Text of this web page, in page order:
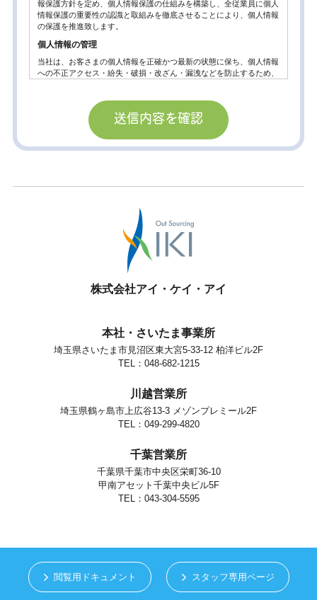
報保護方針を定め、個人情報保護の仕組みを構築し、全従業員に個人
情報保護の重要性の認識と取組みを徹底させることにより、個人情報
の保護を推進致します。
個人情報の管理
当社は、お客さまの個人情報を正確かつ最新の状態に保ち、個人情報
への不正アクセス・紛失・破損・改ざん・漏洩などを防止するため、
個人情報の利用目的
お客さまからお預かりした個人情報は、当社からのご連絡や業務のご
案内やご質問に対する回答として、電子メールや資料のご送付に利用
当社は、お客さまよりお預かりした個人情報を適切に管理し、次のい
お客さまの同意がある場合
お客さまが希望されるサービスを行なうために当社が業務を委託する
業者に対して開示する場合。
法令に基づき開示することが必要である場合。
個人情報の安全対策
お客さまがご本人の個人情報の照会・修正・削除などをご希望される
場合には、ご本人であることを確認の上、対応させていただきます。
当社は、保有する個人情報に関して適用される日本の法令、その他規
範を遵守するとともに、本ポリシーの内容を適宜見直し、その改善に
当社の個人情報の取扱に関するお問い合せは下記までご連絡くださ
株式会社アイ・ケイ・アイ
株式会社アイ・ケイ・アイ
本社・さいたま事業所
埼玉県さいたま市見沼区東大宮5-33-12 柏洋ビル2F
TEL：048-682-1215
川越営業所
埼玉県鶴ヶ島市上広谷13-3 メゾンプレミール2F
TEL：049-299-4820
千葉営業所
千葉県千葉市中央区栄町36-10
甲南アセット千葉中央ビル5F
TEL：043-304-5595
閲覧用ドキュメント スタッフ専用ページ